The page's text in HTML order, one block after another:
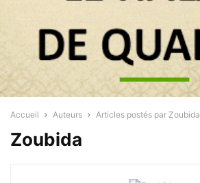
Accueil Auteurs Articles postés par Zoubida
Zoubida